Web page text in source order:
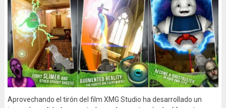
Aprovechando el tirón del film XMG Studio ha desarrollado un